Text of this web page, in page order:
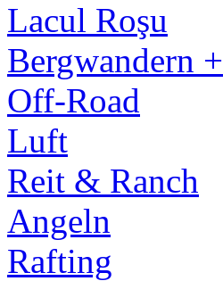
Lacul Roşu
Bergwandern +
Off-Road
Luft
Reit & Ranch
Angeln
Rafting